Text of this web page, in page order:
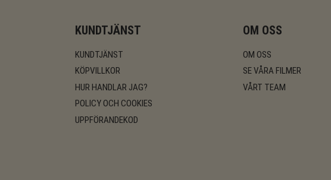
KUNDTJÄNST
KUNDTJÄNST
KÖPVILLKOR
HUR HANDLAR JAG?
POLICY OCH COOKIES
UPPFÖRANDEKOD
OM OSS
OM OSS
SE VÅRA FILMER
VÅRT TEAM